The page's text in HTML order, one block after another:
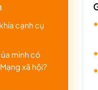
cạnh cụ
mình có
xã hội?